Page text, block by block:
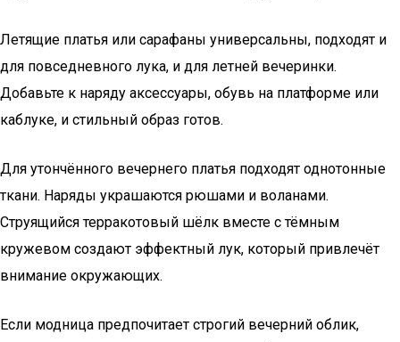
Летящие платья или сарафаны универсальны, подходят и
для повседневного лука, и для летней вечеринки.
Добавьте к наряду аксессуары, обувь на платформе или
каблуке, и стильный образ готов.
Для утончённого вечернего платья подходят однотонные
ткани. Наряды украшаются рюшами и воланами.
Струящийся терракотовый шёлк вместе с тёмным
кружевом создают эффектный лук, который привлечёт
внимание окружающих.
Если модница предпочитает строгий вечерний облик,